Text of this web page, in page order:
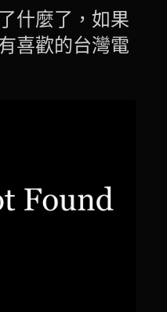
什麼了，如果
喜歡的台灣電